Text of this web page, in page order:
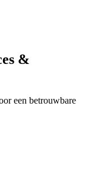
&
een betrouwbare